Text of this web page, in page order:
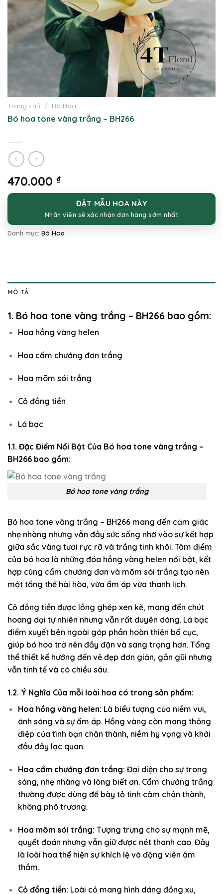
Trang chủ / Bó Hoa
Bó hoa tone vàng trắng – BH266
470.000 ₫
ĐẶT MẪU HOA NÀY
Nhân viên sẽ xác nhận đơn hàng sớm nhất
Danh mục: Bó Hoa
MÔ TẢ
1. Bó hoa tone vàng trắng – BH266 bao gồm:
Hoa hồng vàng helen
Hoa cẩm chướng đơn trắng
Hoa mõm sói trắng
Cỏ đồng tiền
Lá bạc
1.1. Đặc Điểm Nổi Bật Của Bó hoa tone vàng trắng –
BH266 bao gồm:
Bó hoa tone vàng trắng
Bó hoa tone vàng trắng – BH266 mang đến cảm giác
nhẹ nhàng nhưng vẫn đầy sức sống nhờ vào sự kết hợp
giữa sắc vàng tươi rực rỡ và trắng tinh khôi. Tâm điểm
của bó hoa là những đóa hồng vàng helen nổi bật, kết
hợp cùng cẩm chướng đơn và mõm sói trắng tạo nên
một tổng thể hài hòa, vừa ấm áp vừa thanh lịch.
Cỏ đồng tiền được lồng ghép xen kẽ, mang đến chút
hoang dại tự nhiên nhưng vẫn rất duyên dáng. Lá bạc
điểm xuyết bên ngoài góp phần hoàn thiện bố cục,
giúp bó hoa trở nên đầy đặn và sang trọng hơn. Tổng
thể thiết kế hướng đến vẻ đẹp đơn giản, gần gũi nhưng
vẫn tinh tế và có chiều sâu.
1.2. Ý Nghĩa Của mỗi loài hoa có trong sản phẩm:
Hoa hồng vàng helen: Là biểu tượng của niềm vui,
ánh sáng và sự ấm áp. Hồng vàng còn mang thông
điệp của tình bạn chân thành, niềm hy vọng và khởi
đầu đầy lạc quan.
Hoa cẩm chướng đơn trắng: Đại diện cho sự trong
sáng, nhẹ nhàng và lòng biết ơn. Cẩm chướng trắng
thường được dùng để bày tỏ tình cảm chân thành,
không phô trương.
Hoa mõm sói trắng: Tượng trưng cho sự mạnh mẽ,
quyết đoán nhưng vẫn giữ được nét thanh cao. Đây
là loài hoa thể hiện sự khích lệ và động viên âm
thầm.
Cỏ đồng tiền: Loài cỏ mang hình dáng đồng xu,